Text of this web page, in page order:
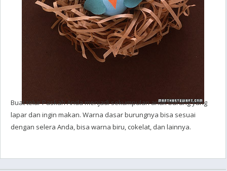
Buat telur Paskah Anda menjadi sekumpulan anak burung yang
lapar dan ingin makan. Warna dasar burungnya bisa sesuai
dengan selera Anda, bisa warna biru, cokelat, dan lainnya.